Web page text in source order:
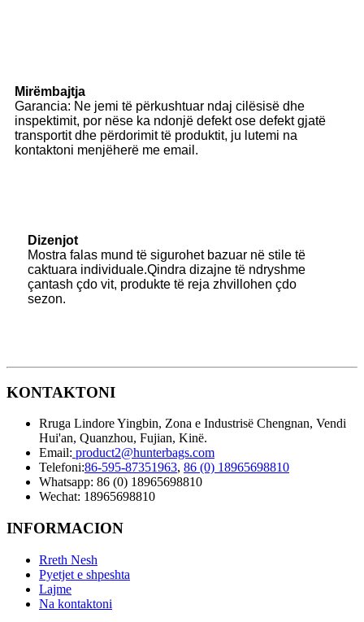
Mirëmbajtja
Garancia: Ne jemi të përkushtuar ndaj cilësisë dhe
inspektimit, por nëse ka ndonjë defekt ose defekt gjatë
transportit dhe përdorimit të produktit, ju lutemi na
kontaktoni menjëherë me email.
Dizenjot
Mostra falas mund të sigurohet bazuar në stile të
caktuara individuale.Qindra dizajne të ndryshme
çantash çdo vit, produkte të reja zhvillohen çdo
sezon.
KONTAKTONI
Rruga Lindore Yingbin, Zona e Industrisë Chengnan, Vendi
Hui'an, Quanzhou, Fujian, Kinë.
Email: product2@hunterbags.com
Telefoni:86-595-87351963, 86 (0) 18965698810
Whatsapp: 86 (0) 18965698810
Wechat: 18965698810
INFORMACION
Rreth Nesh
Pyetjet e shpeshta
Lajme
Na kontaktoni